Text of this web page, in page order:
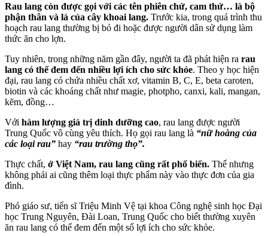
Rau lang còn được gọi với các tên phiên chử, cam thử… là bộ
phận thân và lá của cây khoai lang. Trước kia, trong quá trình thu
hoạch rau lang thường bị bỏ đi hoặc được người dân sử dụng làm
thức ăn cho lợn.
Tuy nhiên, trong những năm gần đây, người ta đã phát hiện ra rau
lang có thể đem đến nhiều lợi ích cho sức khỏe. Theo y học hiện
đại, rau lang có chứa nhiều chất xơ, vitamin B, C, E, beta caroten,
biotin và các khoáng chất như magie, photpho, canxi, kali, mangan,
kẽm, đồng…
Với hàm lượng giá trị dinh dưỡng cao, rau lang được người
Trung Quốc vô cùng yêu thích. Họ gọi rau lang là “nữ hoàng của
các loại rau” hay “rau trường thọ”.
Thực chất, ở Việt Nam, rau lang cũng rất phổ biến. Thế nhưng
không phải ai cũng thêm loại thực phẩm này vào thực đơn của gia
đình.
Phó giáo sư, tiến sĩ Triệu Minh Vệ tại khoa Công nghệ sinh học Đại
học Trung Nguyên, Đài Loan, Trung Quốc cho biết thường xuyên
ăn rau lang có thể đem đến một số lợi ích cho sức khỏe.